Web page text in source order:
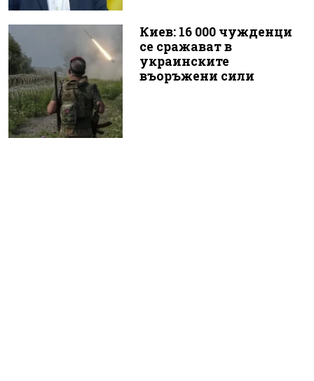
Киев: 16 000 чужденци
се сражават в
украинските
въоръжени сили